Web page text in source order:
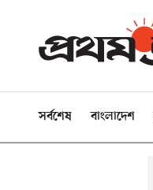
সর্বশেষ বাংলাদেশ